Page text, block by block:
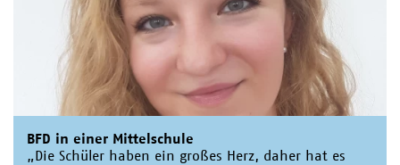
BFD in einer Mittelschule
„Die Schüler haben ein großes Herz, daher hat es